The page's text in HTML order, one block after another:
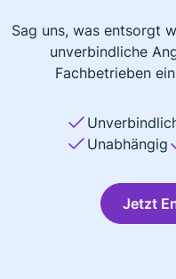
Sag uns, was entsorgt
unverbindliche
Fachbetrieben
Unabhängig
Jetzt